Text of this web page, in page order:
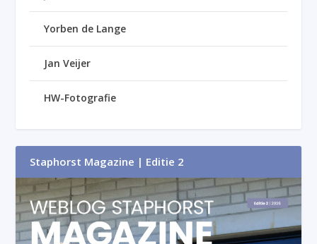
Yorben de Lange
Jan Veijer
HW-Fotografie
Staphorst Magazine | Editie 2